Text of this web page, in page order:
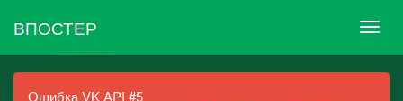
ВПОСТЕР
Ошибка VK API #5